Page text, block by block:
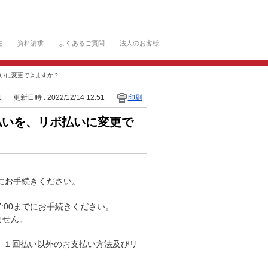
資料請求 よくあるご質問 法人のお客様
に変更できますか？
更新日時 : 2022/12/14 12:51 印刷
を、リボ払いに変更で
手続きください。
までにお手続きください。
ん。
回払い以外のお支払い方法及びリ